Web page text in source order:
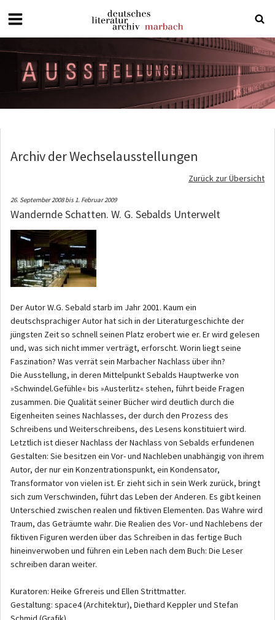
Deutsches
Marbach
Archiv der Wechselausstellungen
Zurück zur Übersicht
26. September 2008 bis 1. Februar 2009
Wandernde Schatten. W. G. Sebalds Unterwelt
Der Autor W.G. Sebald starb im Jahr 2001. Kaum ein
deutschsprachiger Autor hat sich in der Literaturgeschichte der
jüngsten Zeit so schnell seinen Platz erobert wie er. Er wird gelesen
und, was sich nicht immer verträgt, erforscht. Worin liegt seine
Faszination? Was verrät sein Marbacher Nachlass über ihn?
Die Ausstellung, in deren Mittelpunkt Sebalds Hauptwerke von
»Schwindel.Gefühle« bis »Austerlitz« stehen, führt beide Fragen
zusammen. Die Qualität seiner Bücher wird deutlich durch die
Eigenheiten seines Nachlasses, der durch den Prozess des
Schreibens und Weiterschreibens, des Lesens konstituiert wird.
Letztlich ist dieser Nachlass der Nachlass von Sebalds erfundenen
Gestalten: Sie besitzen ein Vor- und Nachleben unabhängig von ihrem
Autor, der nur ein Konzentrationspunkt, ein Kondensator,
Transformator von vielen ist. Er zieht sich in sein Werk zurück, bringt
sich zum Verschwinden, führt das Leben der Anderen. Es gibt keinen
Unterschied zwischen realen und fiktiven Elementen. Das Wahre wird
Traum, das Geträumte wahr. Die Realien des Vor- und Nachlebens der
fiktiven Figuren werden über das Schreiben in das fertige Buch
hineinverwoben und führen ein Leben nach dem Buch: Die Leser
schreiben daran weiter.
Kuratoren: Heike Gfrereis und Ellen Strittmatter.
Gestaltung: space4 (Architektur), Diethard Keppler und Stefan